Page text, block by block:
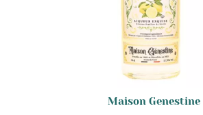
Maison Genestine